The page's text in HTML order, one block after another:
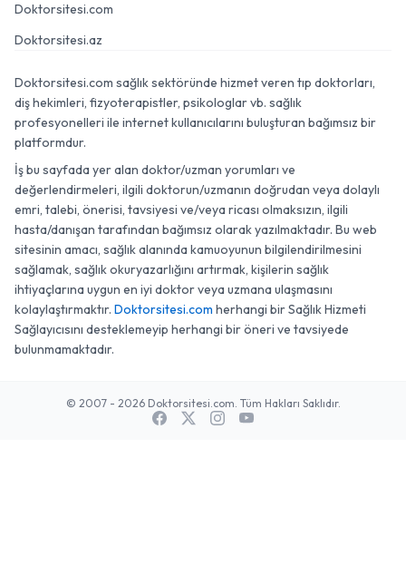
Doktorsitesi.com
Doktorsitesi.az
Doktorsitesi.com sağlık sektöründe hizmet veren tıp doktorları,
diş hekimleri, fizyoterapistler, psikologlar vb. sağlık
profesyonelleri ile internet kullanıcılarını buluşturan bağımsız bir
platformdur.
İş bu sayfada yer alan doktor/uzman yorumları ve
değerlendirmeleri, ilgili doktorun/uzmanın doğrudan veya dolaylı
emri, talebi, önerisi, tavsiyesi ve/veya ricası olmaksızın, ilgili
hasta/danışan tarafından bağımsız olarak yazılmaktadır. Bu web
sitesinin amacı, sağlık alanında kamuoyunun bilgilendirilmesini
sağlamak, sağlık okuryazarlığını artırmak, kişilerin sağlık
ihtiyaçlarına uygun en iyi doktor veya uzmana ulaşmasını
kolaylaştırmaktır. Doktorsitesi.com herhangi bir Sağlık Hizmeti
Sağlayıcısını desteklemeyip herhangi bir öneri ve tavsiyede
bulunmamaktadır.
© 2007 - 2026 Doktorsitesi.com. Tüm Hakları Saklıdır.